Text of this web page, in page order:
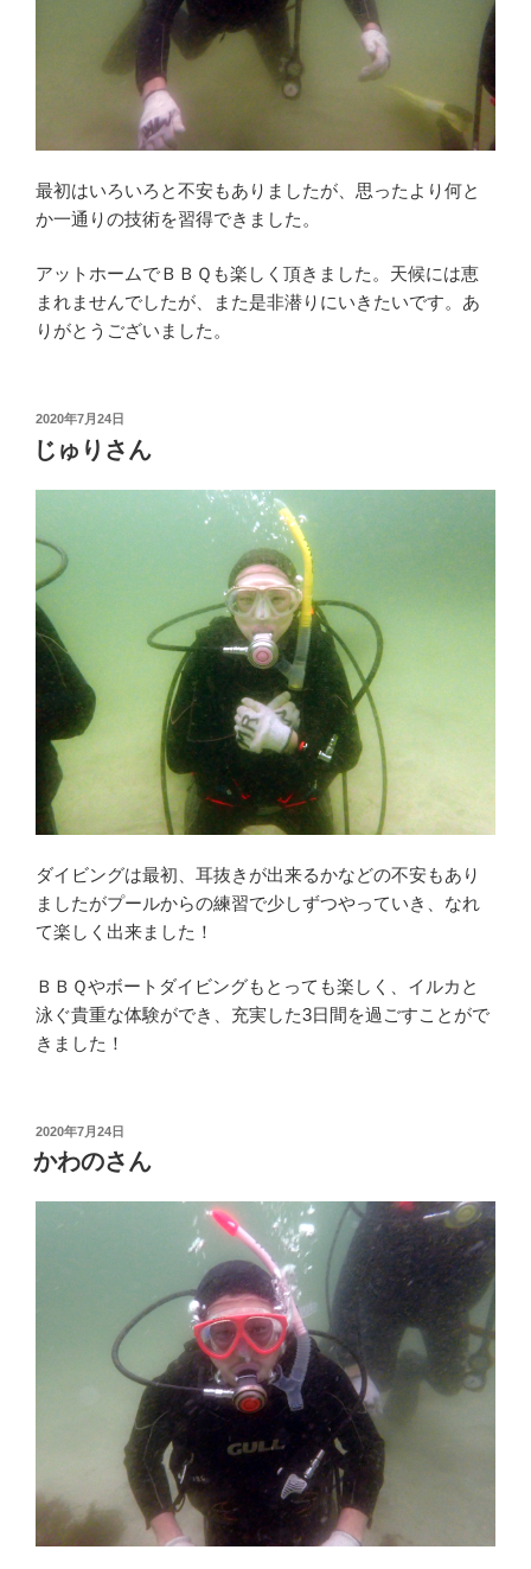
最初はいろいろと不安もありましたが、思ったより何と
か一通りの技術を習得できました。
アットホームでＢＢＱも楽しく頂きました。天候には恵
まれませんでしたが、また是非潜りにいきたいです。あ
りがとうございました。
投
稿
日:
2020年7月24日
じゅりさん
ダイビングは最初、耳抜きが出来るかなどの不安もあり
ましたがプールからの練習で少しずつやっていき、なれ
て楽しく出来ました！
ＢＢＱやボートダイビングもとっても楽しく、イルカと
泳ぐ貴重な体験ができ、充実した3日間を過ごすことがで
きました！
投
稿
日:
2020年7月24日
かわのさん